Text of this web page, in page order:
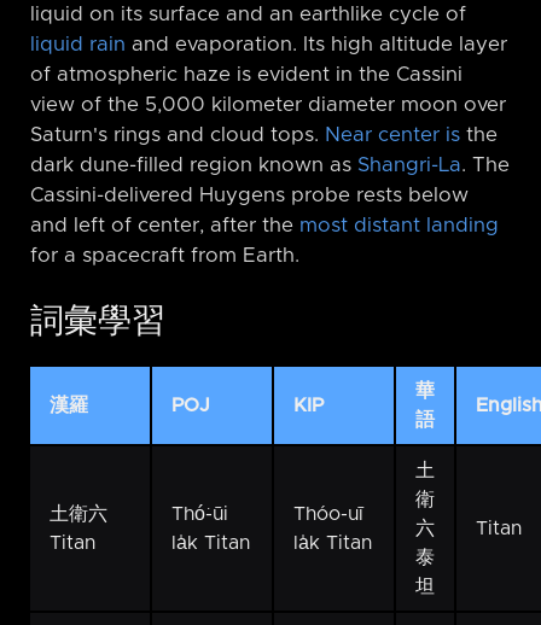
liquid on its surface and an earthlike cycle of
liquid rain and evaporation. Its high altitude layer
of atmospheric haze is evident in the Cassini
view of the 5,000 kilometer diameter moon over
Saturn's rings and cloud tops. Near center is the
dark dune-filled region known as Shangri-La. The
Cassini-delivered Huygens probe rests below
and left of center, after the most distant landing
for a spacecraft from Earth.
詞彙學習
漢羅 POJ KIP
華
語
土衛六
Titan
Thó͘-ūi
la̍k Titan
Thóo-uī
la̍k Titan
土
衛
六
泰
坦
Titan